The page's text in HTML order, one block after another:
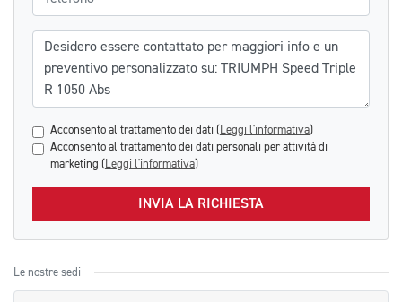
Messaggio
Acconsento al trattamento dei dati ( Leggi l'informativa)
Acconsento al trattamento dei dati personali per attività di
marketing ( Leggi l'informativa)
INVIA LA RICHIESTA
Le nostre sedi